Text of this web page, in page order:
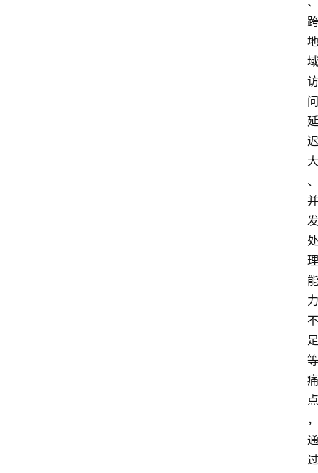
跨
地
域
访
问
延
迟
大
、
并
发
处
理
能
力
不
足
等
痛
点
，
通
过